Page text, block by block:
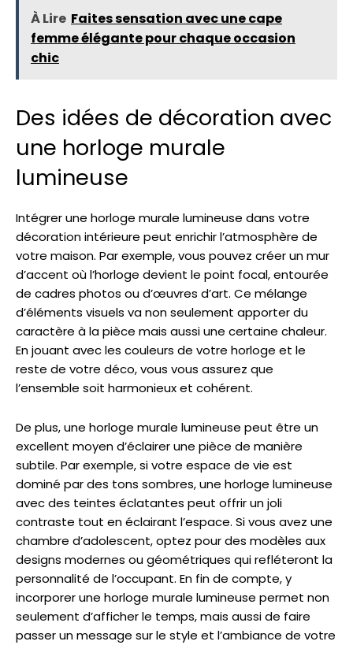
À Lire Faites sensation avec une cape
femme élégante pour chaque occasion
chic
Des idées de décoration avec
une horloge murale
lumineuse
Intégrer une horloge murale lumineuse dans votre
décoration intérieure peut enrichir l’atmosphère de
votre maison. Par exemple, vous pouvez créer un mur
d’accent où l’horloge devient le point focal, entourée
de cadres photos ou d’œuvres d’art. Ce mélange
d’éléments visuels va non seulement apporter du
caractère à la pièce mais aussi une certaine chaleur.
En jouant avec les couleurs de votre horloge et le
reste de votre déco, vous vous assurez que
l’ensemble soit harmonieux et cohérent.
De plus, une horloge murale lumineuse peut être un
excellent moyen d’éclairer une pièce de manière
subtile. Par exemple, si votre espace de vie est
dominé par des tons sombres, une horloge lumineuse
avec des teintes éclatantes peut offrir un joli
contraste tout en éclairant l’espace. Si vous avez une
chambre d’adolescent, optez pour des modèles aux
designs modernes ou géométriques qui refléteront la
personnalité de l’occupant. En fin de compte, y
incorporer une horloge murale lumineuse permet non
seulement d’afficher le temps, mais aussi de faire
passer un message sur le style et l’ambiance de votre